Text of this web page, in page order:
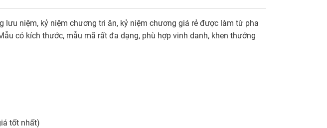
niệm, kỷ niệm chương tri ân, kỷ niệm chương giá rẻ được làm từ pha
có kích thước, mẫu mã rất đa dạng, phù hợp vinh danh, khen thưởng
tốt nhất)